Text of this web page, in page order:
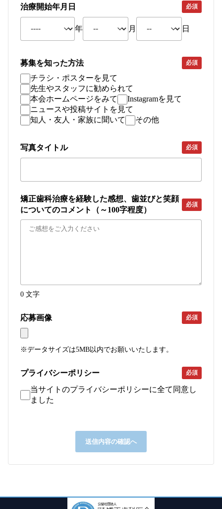
治療開始年月日
治療開始年月日 必須
年 月 日
募集を知った方法
募集を知った方法 必須
チラシ・ポスターを見て
先生やスタッフに勧められて
本会ホームページをみて
Instagramを見て
ニュースや投稿サイトを見て
知人・友人・家族に聞いて
その他
写真タイトル 必須
矯正歯科治療を経験した感想、歯並びと笑顔
についてのコメント（～100字程度）
必須
0 文字
応募画像 必須
※データサイズは5MB以内でお願いいたします。
プライバシーポリシー 必須
当サイトのプライバシーポリシーに全て同意し
ました
送信内容の確認へ